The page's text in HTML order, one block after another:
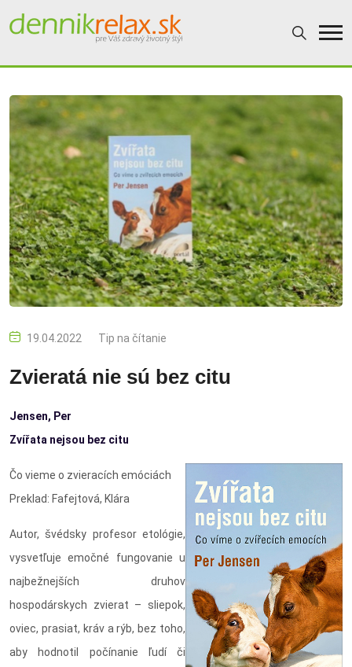
19.04.2022 Tip na čítanie
Zvieratá nie sú bez citu
Jensen, Per
Zvířata nejsou bez citu
Čo vieme o zvieracích emóciách
Preklad: Fafejtová, Klára
Autor, švédsky profesor etológie,
vysvetľuje emočné fungovanie u
najbežnejších druhov
hospodárskych zvierat – sliepok,
oviec, prasiat, kráv a rýb, bez toho,
aby hodnotil počínanie ľudí či